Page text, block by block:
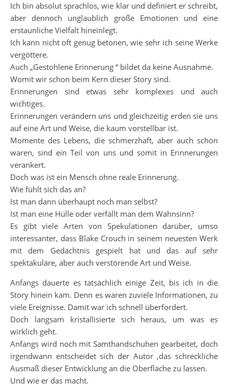
Ich bin absolut sprachlos, wie klar und definiert er schreibt,
aber dennoch unglaublich große Emotionen und eine
erstaunliche Vielfalt hineinlegt.
Ich kann nicht oft genug betonen, wie sehr ich seine Werke
vergöttere.
Auch „Gestohlene Erinnerung “ bildet da keine Ausnahme.
Womit wir schon beim Kern dieser Story sind.
Erinnerungen sind etwas sehr komplexes und auch
wichtiges.
Erinnerungen verändern uns und gleichzeitig erden sie uns
auf eine Art und Weise, die kaum vorstellbar ist.
Momente des Lebens, die schmerzhaft, aber auch schön
waren, sind ein Teil von uns und somit in Erinnerungen
verankert.
Doch was ist ein Mensch ohne reale Erinnerung.
Wie fühlt sich das an?
Ist man dann überhaupt noch man selbst?
Ist man eine Hülle oder verfällt man dem Wahnsinn?
Es gibt viele Arten von Spekulationen darüber, umso
interessanter, dass Blake Crouch in seinem neuesten Werk
mit dem Gedächtnis gespielt hat und das auf sehr
spektakuläre, aber auch verstörende Art und Weise.
Anfangs dauerte es tatsächlich einige Zeit, bis ich in die
Story hinein kam. Denn es waren zuviele Informationen, zu
viele Ereignisse. Damit war ich schnell überfordert.
Doch langsam kristallisierte sich heraus, um was es
wirklich geht.
Anfangs wird noch mit Samthandschuhen gearbeitet, doch
irgendwann entscheidet sich der Autor ,das schreckliche
Ausmaß dieser Entwicklung an die Oberfläche zu lassen.
Und wie er das macht.